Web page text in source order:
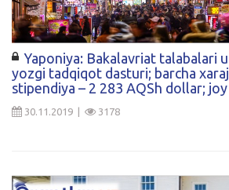
Yaponiya: Bakalavriat talabalari
yozgi tadqiqot dasturi; barcha
stipendiya – 2 283 AQSh dollar;
30.11.2019 | 3178